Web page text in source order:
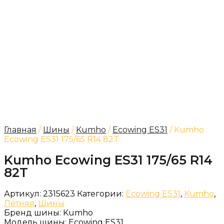
Главная / Шины / Kumho / Ecowing ES31 / Kumho
Ecowing ES31 175/65 R14 82T
Kumho Ecowing ES31 175/65 R14
82T
Артикул: 2315623 Категории: Ecowing ES31, Kumho,
Летняя, Шины
Бренд шины: Kumho